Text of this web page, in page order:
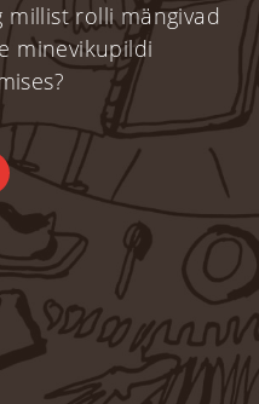
rolli mängivad
minevikupildi